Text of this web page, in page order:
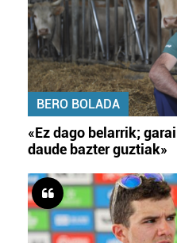
BERO BOLADA
«Ez dago belarrik;
daude bazter guztiak»